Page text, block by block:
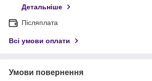
Детальніше
Післяплата
Всі умови оплати
Умови повернення